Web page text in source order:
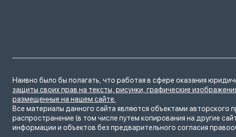
Наивно было бы полагать, что работая в сфере оказания
защиты своих прав на тексты, рисунки, графические
размещенные на нашем сайте.
Все материалы данного сайта являются объектами авторского
распространение (в том числе путем копирования на другие
информации и объектов без предварительного согласия